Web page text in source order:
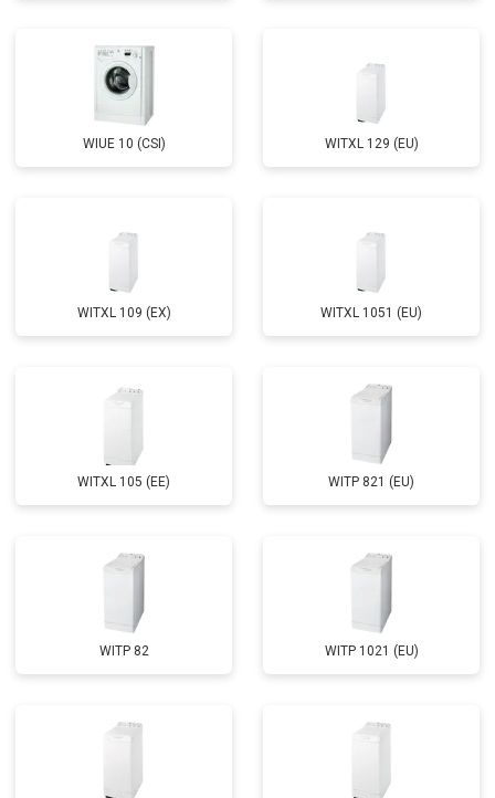
WIUE 10 (CSI) WITXL 129 (EU)
WITXL 109 (EX) WITXL 1051 (EU)
WITXL 105 (EE) WITP 821 (EU)
WITP 82 WITP 1021 (EU)